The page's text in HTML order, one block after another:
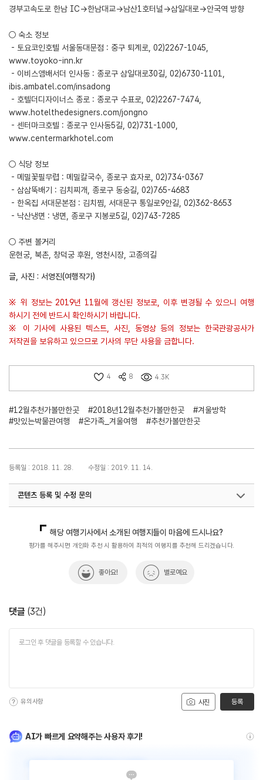
경부고속도로 한남 IC→한남대교→남산1호터널→삼일대로→안국역 방향
○ 숙소 정보
- 토요코인호텔 서울동대문점 : 중구 퇴계로, 02)2267-1045,
www.toyoko-inn.kr
- 이비스앰배서더 인사동 : 종로구 삼일대로30길, 02)6730-1101,
ibis.ambatel.com/insadong
- 호텔더디자이너스 종로 : 종로구 수표로, 02)2267-7474,
www.hotelthedesigners.com/jongno
- 센터마크호텔 : 종로구 인사동5길, 02)731-1000,
www.centermarkhotel.com
○ 식당 정보
- 메밀꽃필무렵 : 메밀칼국수, 종로구 효자로, 02)734-0367
- 삼삼뚝배기 : 김치찌개, 종로구 동숭길, 02)765-4683
- 한옥집 서대문본점 : 김치찜, 서대문구 통일로9안길, 02)362-8653
- 낙산냉면 : 냉면, 종로구 지봉로5길, 02)743-7285
○ 주변 볼거리
운현궁, 북촌, 창덕궁 후원, 영천시장, 고종의길
글, 사진 : 서영진(여행작가)
※ 위 정보는 2019년 11월에 갱신된 정보로, 이후 변경될 수 있으니 여행
하시기 전에 반드시 확인하시기 바랍니다.
※ 이 기사에 사용된 텍스트, 사진, 동영상 등의 정보는 한국관광공사가
저작권을 보유하고 있으므로 기사의 무단 사용을 금합니다.
4 8 4.3K
#12월추천가볼만한곳 #2018년12월추천가볼만한곳
#겨울방학
#맛있는박물관여행
#온가족_겨울여행 #추천가볼만한곳
등록일 : 2018. 11. 28. 수정일 : 2019. 11. 14.
콘텐츠 등록 및 수정 문의
해당 여행기사에서 소개된 여행지들이 마음에 드시나요?
평가를 해주시면 개인화 추천 시 활용하여 최적의 여행지를 추천해 드리겠습니다.
좋아요! 별로예요
댓글 (3건)
사진
유의사항 등록
AI가 빠르게 요약해주는 사용자 후기!